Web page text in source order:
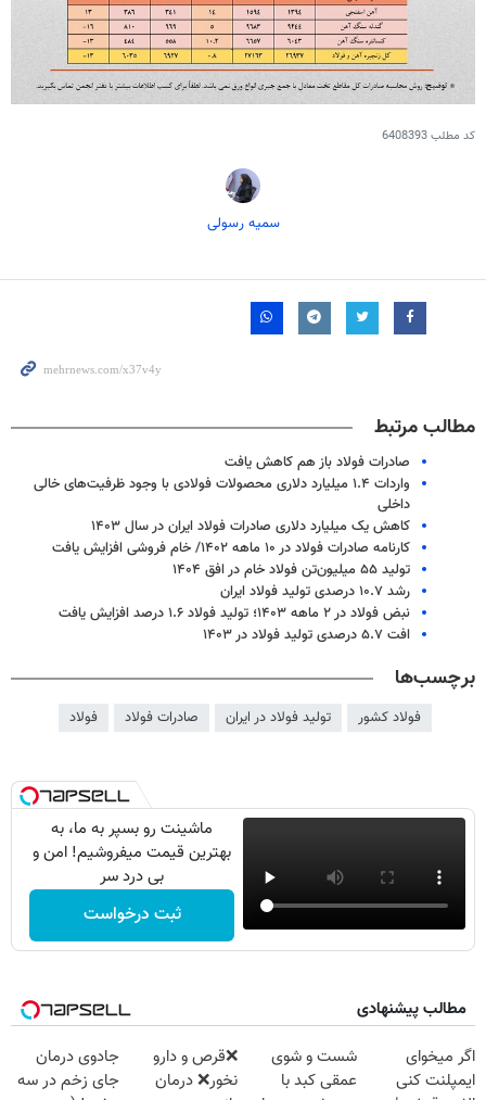
کد مطلب6408393
سمیه رسولی
مطالب مرتبط
صادرات فولاد باز هم کاهش یافت
واردات ۱.۴ میلیارد دلاری محصولات فولادی با وجود ظرفیت‌های خالی
داخلی
کاهش یک میلیارد دلاری صادرات فولاد ایران در سال ۱۴۰۳
کارنامه صادرات فولاد در ۱۰ ماهه ۱۴۰۲/ خام فروشی افزایش یافت
تولید ۵۵ میلیون‌تن فولاد خام در افق ۱۴۰۴
رشد ۱۰.۷ درصدی تولید فولاد ایران
نبض فولاد در ۲ ماهه ۱۴۰۳؛ تولید فولاد ۱.۶ درصد افزایش یافت
افت ۵.۷ درصدی تولید فولاد در ۱۴۰۳
برچسب‌ها
فولاد کشور تولید فولاد در ایران صادرات فولاد فولاد
ماشینت رو بسپر به ما، به
بهترین قیمت میفروشیم! امن و
بی درد سر
ثبت درخواست
مطالب پیشنهادی
اگر میخوای
ایمپلنت کنی
شست و شوی
عمقی کبد با
❌قرص‌ و دارو
نخور❌ درمان
جادوی درمان
جای زخم در سه